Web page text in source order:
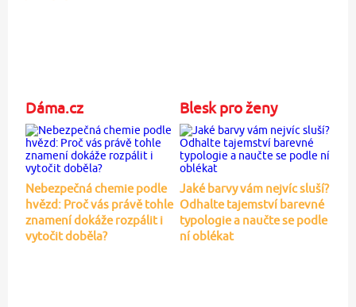
Dáma.cz
Nebezpečná chemie podle
hvězd: Proč vás právě tohle
znamení dokáže rozpálit i
vytočit doběla?
Blesk pro ženy
Jaké barvy vám nejvíc sluší?
Odhalte tajemství barevné
typologie a naučte se podle
ní oblékat